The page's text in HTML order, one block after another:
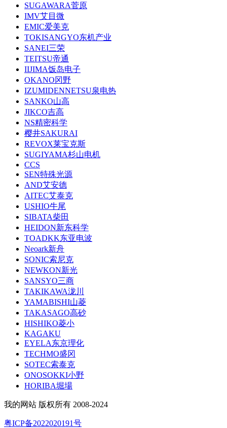
SUGAWARA菅原
IMV艾目微
EMIC爱美克
TOKISANGYO东机产业
SANEI三荣
TEITSU帝通
IIJIMA饭岛电子
OKANO冈野
IZUMIDENNETSU泉电热
SANKO山高
JIKCO吉高
NS精密科学
樱井SAKURAI
REVOX莱宝克斯
SUGIYAMA杉山电机
CCS
SEN特殊光源
AND艾安德
AITEC艾泰克
USHIO牛尾
SIBATA柴田
HEIDON新东科学
TOADKK东亚电波
Neoark新舟
SONIC索尼克
NEWKON新光
SANSYO三商
TAKIKAWA泷川
YAMABISHI山菱
TAKASAGO高砂
HISHIKO菱小
KAGAKU
EYELA东京理化
TECHMO盛冈
SOTEC索泰克
ONOSOKKI小野
HORIBA堀場
我的网站 版权所有 2008-2024
粤ICP备2022020191号